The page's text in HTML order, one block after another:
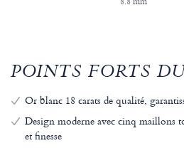
POINTS FORTS
Or blanc 18 carats de qualité,
Design moderne avec cinq maillons
et finesse